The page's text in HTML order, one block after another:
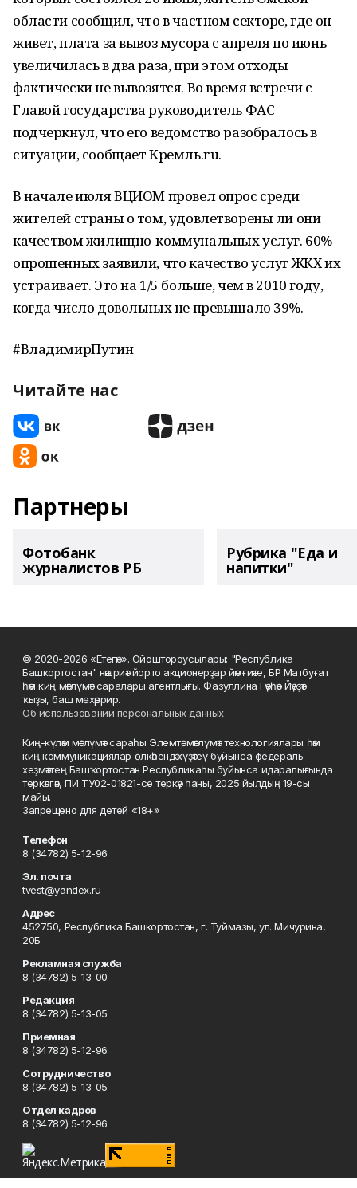
области сообщил, что в частном секторе, где он
живет, плата за вывоз мусора с апреля по июнь
увеличилась в два раза, при этом отходы
фактически не вывозятся. Во время встречи с
Главой государства руководитель ФАС
подчеркнул, что его ведомство разобралось в
ситуации, сообщает Кремль.ru.
В начале июля ВЦИОМ провел опрос среди
жителей страны о том, удовлетворены ли они
качеством жилищно-коммунальных услуг. 60%
опрошенных заявили, что качество услуг ЖКХ их
устраивает. Это на 1/5 больше, чем в 2010 году,
когда число довольных не превышало 39%.
#ВладимирПутин
Читайте нас
Партнеры
Фотобанк
журналистов РБ
Рубрика "Еда и
напитки"
© 2020-2026 «Етегән». Ойоштороусылары: "Республика
Башкортостан" нәшриәт йорто акционерҙар йәмғиәте, БР Матбуғат
һәм киң мәғлүмәт саралары агентлығы. Фазуллина Гәүһәр Йәүҙәт
ҡыҙы, баш мөхәррир.
Об использовании персональных данных
Киң-күләм мәғлүмәт сараһы Элемтә, мәғлүмәт технологиялары һәм
киң коммуникациялар өлкәһендә күҙәтеү буйынса федераль
хеҙмәттең Башҡортостан Республикаһы буйынса идаралығында
теркәлгән, ПИ ТУ02-01821-се теркәү һаны, 2025 йылдың 19-сы
майы.
Запрещено для детей «18+»
Телефон
8 (34782) 5-12-96
Эл. почта
tvest@yandex.ru
Адрес
452750, Республика Башкортостан, г. Туймазы, ул. Мичурина,
20Б
Рекламная служба
8 (34782) 5-13-00
Редакция
8 (34782) 5-13-05
Приемная
8 (34782) 5-12-96
Сотрудничество
8 (34782) 5-13-05
Отдел кадров
8 (34782) 5-12-96